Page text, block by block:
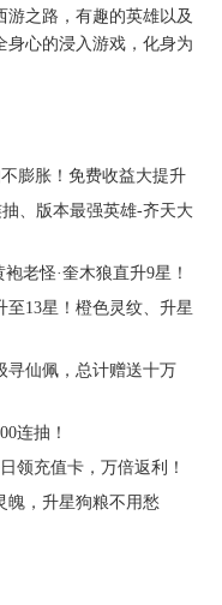
之路，有趣的英雄以及
身心的浸入游戏，化身为
膨胀！免费收益大提升
抽、版本最强英雄-齐天大
老怪·奎木狼直升9星！
至13星！橙色灵纹、升星
寻仙佩，总计赠送十万
连抽！
领充值卡，万倍返利！
魄，升星狗粮不用愁